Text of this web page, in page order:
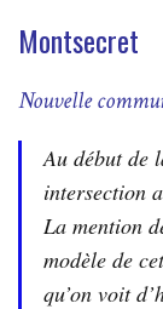
Montsecret
Nouvelle
Au début de
intersection
La mention
modèle de
qu’on voit